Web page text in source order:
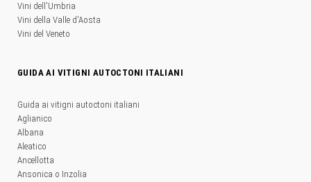
Vini dell'Umbria
Vini della Valle d'Aosta
Vini del Veneto
GUIDA AI VITIGNI AUTOCTONI ITALIANI
Guida ai vitigni autoctoni italiani
Aglianico
Albana
Aleatico
Ancellotta
Ansonica o Inzolia